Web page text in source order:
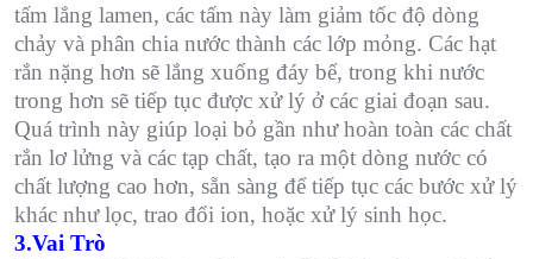
tấm lắng lamen, các tấm này làm giảm tốc độ dòng
chảy và phân chia nước thành các lớp mỏng. Các hạt
rắn nặng hơn sẽ lắng xuống đáy bể, trong khi nước
trong hơn sẽ tiếp tục được xử lý ở các giai đoạn sau.
Quá trình này giúp loại bỏ gần như hoàn toàn các chất
rắn lơ lửng và các tạp chất, tạo ra một dòng nước có
chất lượng cao hơn, sẵn sàng để tiếp tục các bước xử lý
khác như lọc, trao đổi ion, hoặc xử lý sinh học.
3.Vai Trò